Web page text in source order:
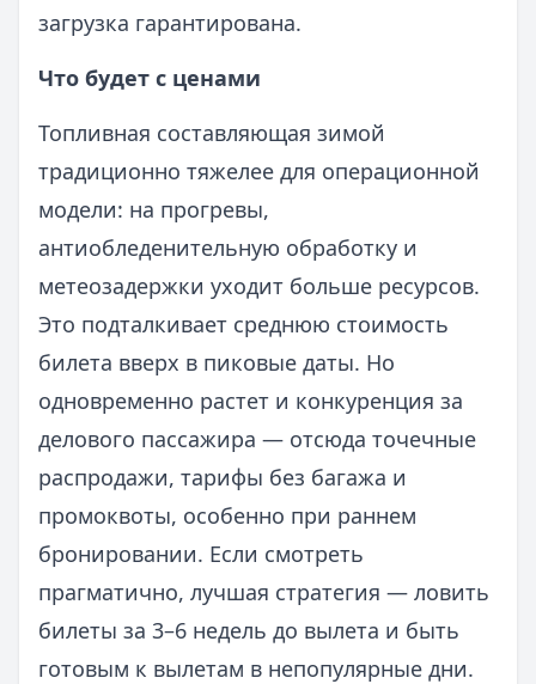
загрузка гарантирована.
Что будет с ценами
Топливная составляющая зимой
традиционно тяжелее для операционной
модели: на прогревы,
антиобледенительную обработку и
метеозадержки уходит больше ресурсов.
Это подталкивает среднюю стоимость
билета вверх в пиковые даты. Но
одновременно растет и конкуренция за
делового пассажира — отсюда точечные
распродажи, тарифы без багажа и
промоквоты, особенно при раннем
бронировании. Если смотреть
прагматично, лучшая стратегия — ловить
билеты за 3–6 недель до вылета и быть
готовым к вылетам в непопулярные дни.